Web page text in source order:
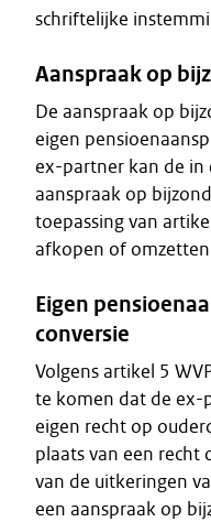
schriftelijke
Aanspraak op
De aanspraak op
eigen
ex-partner kan de in
aanspraak op
toepassing van
afkopen of omzetten
Eigen
conversie
Volgens artikel 5
te komen dat de ex-
eigen recht op
plaats van een recht
van de uitkeringen
een aanspraak op